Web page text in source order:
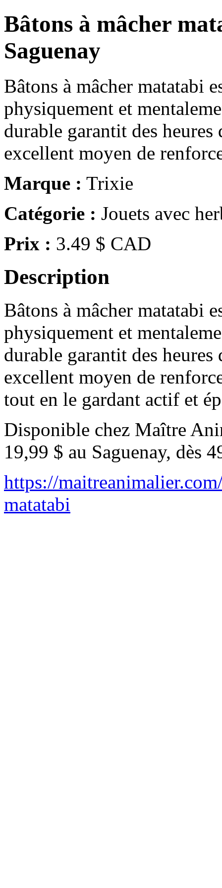
Bâtons à mâcher
Saguenay
Bâtons à mâcher matatabi
physiquement et
durable garantit des
excellent moyen de
Marque : Trixie
Catégorie : Jouets avec
Prix : 3.49 $ CAD
Description
Bâtons à mâcher matatabi
physiquement et
durable garantit des
excellent moyen de
tout en le gardant actif et
Disponible chez Maître
19,99 $ au Saguenay, dès
https://
matatabi